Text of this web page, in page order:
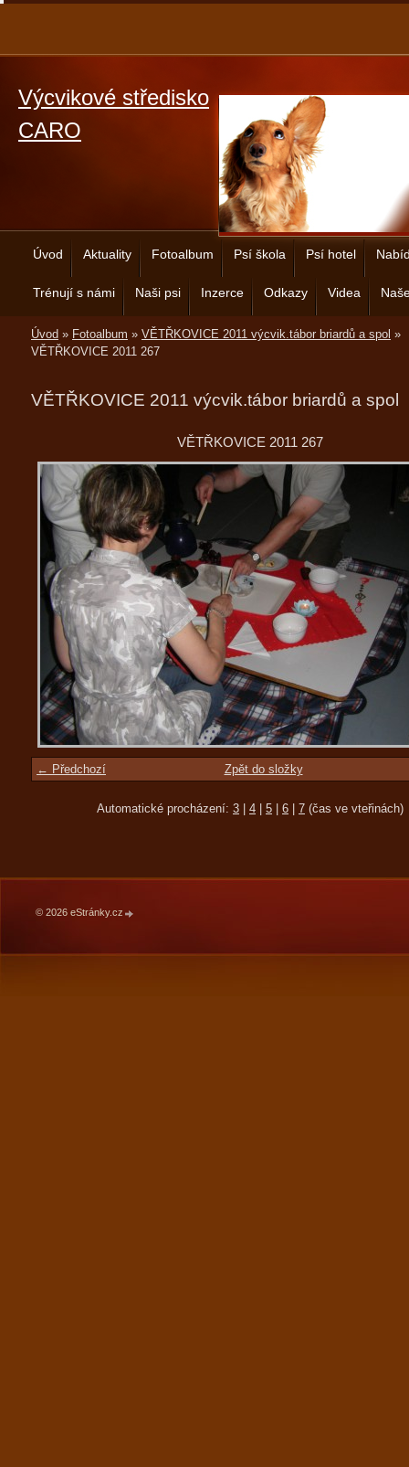
Výcvikové středisko
CARO
Úvod Aktuality Fotoalbum Psí škola Psí hotel
Trénují s námi Naši psi Inzerce Odkazy Videa
Úvod » Fotoalbum » VĚTŘKOVICE 2011 výcvik.tábor briardů a spol »
VĚTŘKOVICE 2011 267
VĚTŘKOVICE 2011 výcvik.tábor briardů a spol
VĚTŘKOVICE 2011 267
← Předchozí Zpět do složky
Automatické procházení: 3 4 5 6 7 (čas ve vteřinách)
© 2026 eStránky.cz